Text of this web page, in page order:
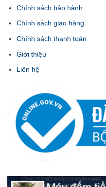
Chính sách bảo hành
Chính sách giao hàng
Chính sách thanh toán
Giới thiệu
Liên hệ